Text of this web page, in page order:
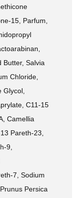
15, Parfum,
Butter, Salvia
Chloride,
Glycol,
C11-15
Camellia
Pareth-23,
9,
7, Sodium
Persica